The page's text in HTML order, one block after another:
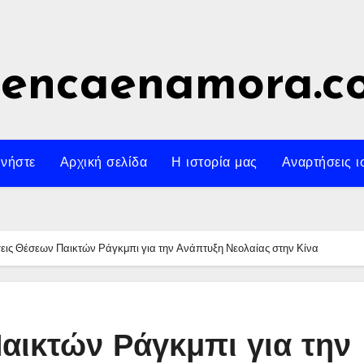
Αρχική σελίδα Η ιστορία μας Αναρτήσεις
Θέσεων Παικτών Ράγκμπι για την Ανάπτυξη Νεολαίας στην Κίνα
Ράγκμπι για την